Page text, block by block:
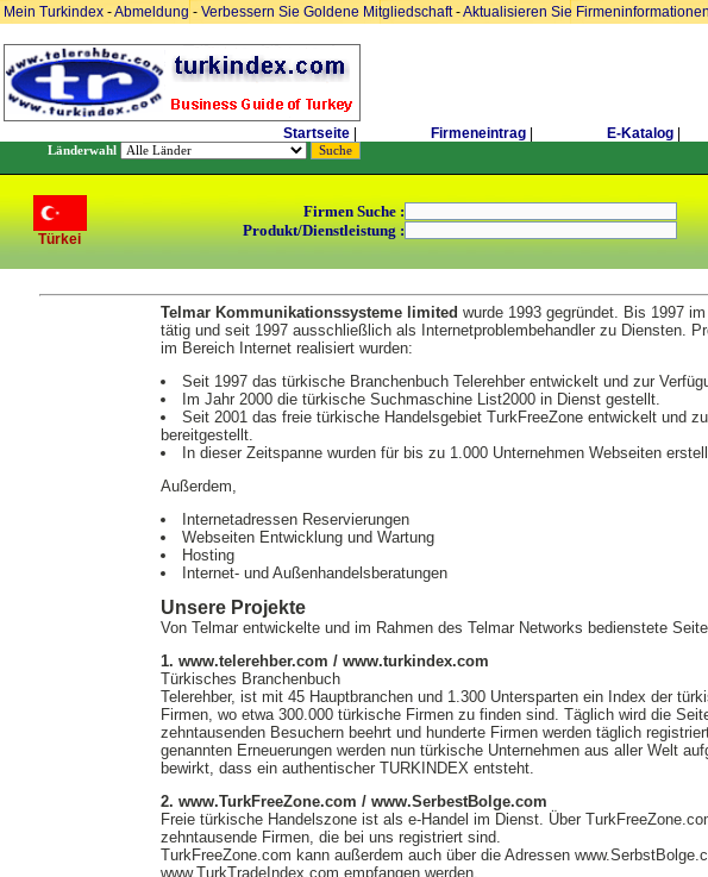
Mein Turkindex -Abmeldung- Verbessern Sie Goldene Mitgliedschaft-Aktualisieren Sie Firmeninformationen
Startseite Firmeneintrag E-Katalog
Länderwahl
Türkei
Firmen Suche :
Produkt/Dienstleistung :
Telmar Kommunikationssysteme limited wurde 1993 gegründet. Bis 1997
tätig und seit 1997 ausschließlich als Internetproblembehandler zu Diensten.
im Bereich Internet realisiert wurden:
Seit 1997 das türkische Branchenbuch Telerehber entwickelt und zur
Im Jahr 2000 die türkische Suchmaschine List2000 in Dienst gestellt.
Seit 2001 das freie türkische Handelsgebiet TurkFreeZone entwickelt und
bereitgestellt.
In dieser Zeitspanne wurden für bis zu 1.000 Unternehmen Webseiten
Außerdem,
Internetadressen Reservierungen
Webseiten Entwicklung und Wartung
Hosting
Internet- und Außenhandelsberatungen
Unsere Projekte
Von Telmar entwickelte und im Rahmen des Telmar Networks bedienstete
1. www.telerehber.com / www.turkindex.com
Türkisches Branchenbuch
Telerehber, ist mit 45 Hauptbranchen und 1.300 Untersparten ein Index der
Firmen, wo etwa 300.000 türkische Firmen zu finden sind. Täglich wird die
zehntausenden Besuchern beehrt und hunderte Firmen werden täglich
genannten Erneuerungen werden nun türkische Unternehmen aus aller Welt
bewirkt, dass ein authentischer TURKINDEX entsteht.
2. www.TurkFreeZone.com / www.SerbestBolge.com
Freie türkische Handelszone ist als e-Handel im Dienst. Über
zehntausende Firmen, die bei uns registriert sind.
TurkFreeZone.com kann außerdem auch über die Adressen
www.TurkTradeIndex.com empfangen werden.